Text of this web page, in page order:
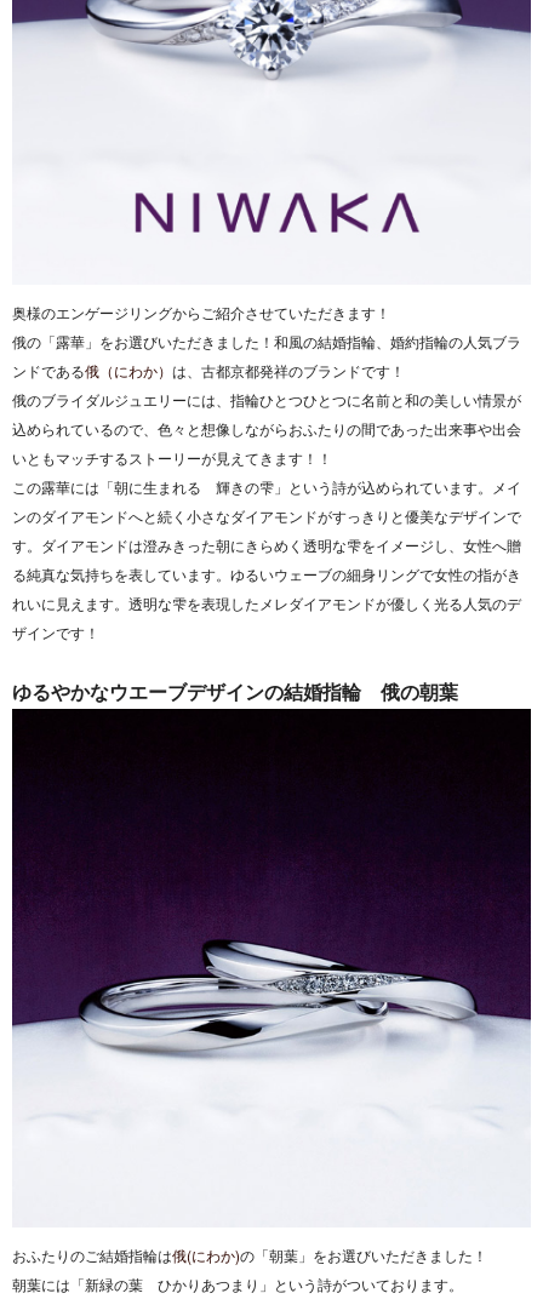
奥様のエンゲージリングからご紹介させていただきます！
俄の「露華」をお選びいただきました！和風の結婚指輪、婚約指輪の人気ブラ
ンドである俄（にわか） は、古都京都発祥のブランドです！
俄のブライダルジュエリーには、指輪ひとつひとつに名前と和の美しい情景が
込められているので、色々と想像しながらおふたりの間であった出来事や出会
いともマッチするストーリーが見えてきます！！
この露華には「朝に生まれる 輝きの雫 」という詩が込められています。メイ
ンのダイアモンドへと続く小さなダイアモンドがすっきりと優美なデザインで
す。ダイアモンドは澄みきった朝にきらめく透明な雫をイメージし、女性へ贈
る純真な気持ちを表しています。ゆるいウェーブの細身リングで女性の指がき
れいに見えます。透明な雫を表現したメレダイアモンドが優しく光る人気のデ
ザインです！
ゆるやかなウエーブデザインの結婚指輪 俄の朝葉
おふたりのご結婚指輪は俄(にわか)の「朝葉」をお選びいただきました！
朝葉には「新緑の葉 ひかりあつまり」という詩がついております。